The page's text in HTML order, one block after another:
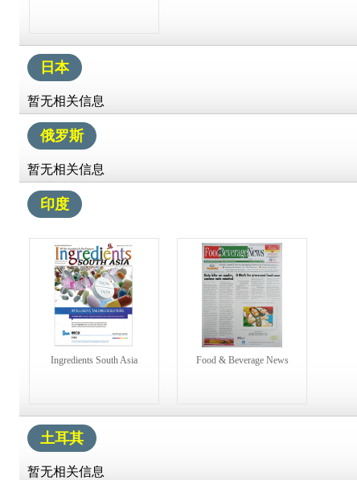
日本
暂无相关信息
俄罗斯
暂无相关信息
印度
Ingredients South Asia Food & Beverage News
土耳其
暂无相关信息